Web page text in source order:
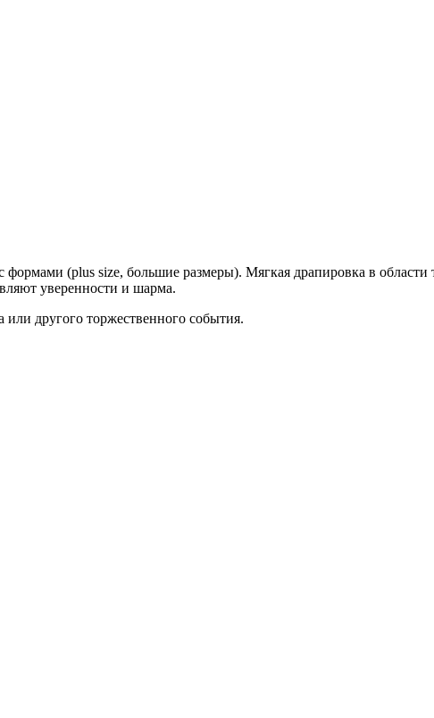
(plus size, большие размеры). Мягкая драпировка в области
уверенности и шарма.
другого торжественного события.